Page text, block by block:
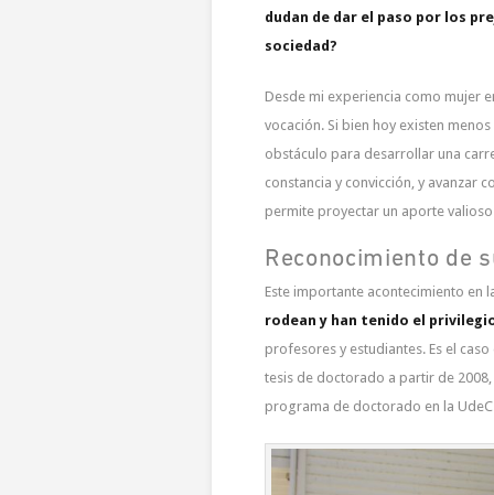
dudan de dar el paso por los
sociedad?
Desde mi experiencia como mujer
vocación. Si bien hoy existen
obstáculo para desarrollar una
constancia y convicción, y avanzar
permite proyectar un aporte
Reconocimiento de
Este importante acontecimiento en
rodean y han tenido el
profesores y estudiantes. Es el caso
tesis de doctorado a partir de
programa de doctorado en la